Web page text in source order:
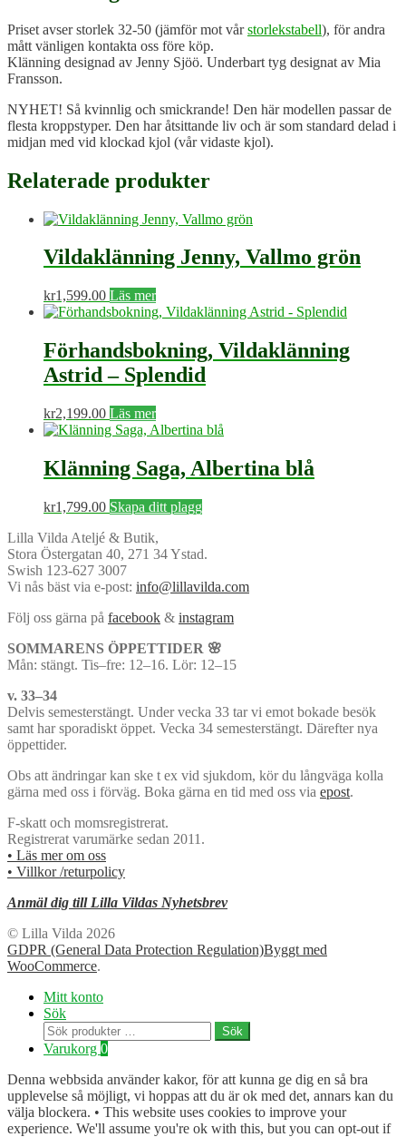
Priset avser storlek 32-50 (jämför mot vårstorlekstabell), för andra
mått vänligen kontakta oss före köp.
Klänning designad av Jenny Sjöö. Underbart tyg designat av Mia
Fransson.
NYHET! Så kvinnlig och smickrande! Den här modellen passar de
flesta kroppstyper. Den har åtsittande liv och är som standard delad i
midjan med vid klockad kjol (vår vidaste kjol).
Relaterade produkter
Vildaklänning Jenny, Vallmo grön
kr1,599.00 Läs mer
Förhandsbokning, Vildaklänning
Astrid – Splendid
kr2,199.00 Läs mer
Klänning Saga, Albertina blå
kr1,799.00 Skapa ditt plagg
Lilla Vilda Ateljé & Butik,
Stora Östergatan 40, 271 34 Ystad.
Swish 123-627 3007
Vi nås bäst via e-post: info@lillavilda.com
Följ oss gärna på facebook & instagram
SOMMARENS ÖPPETTIDER 🌸
Mån: stängt. Tis–fre: 12–16. Lör: 12–15
v. 33–34
Delvis semesterstängt. Under vecka 33 tar vi emot bokade besök
samt har sporadiskt öppet. Vecka 34 semesterstängt. Därefter nya
öppettider.
Obs att ändringar kan ske t ex vid sjukdom, kör du långväga kolla
gärna med oss i förväg. Boka gärna en tid med oss via epost.
F-skatt och momsregistrerat.
Registrerat varumärke sedan 2011.
• Läs mer om oss
• Villkor /returpolicy
Anmäl dig till Lilla Vildas Nyhetsbrev
© Lilla Vilda 2026
GDPR (General Data Protection Regulation)Byggt med
WooCommerce.
Mitt konto
Sök
Sök
efter:
Sök
Varukorg 0
Denna webbsida använder kakor, för att kunna ge dig en så bra
upplevelse så möjligt, vi hoppas att du är ok med det, annars kan du
välja blockera. • This website uses cookies to improve your
experience. We'll assume you're ok with this, but you can opt-out if